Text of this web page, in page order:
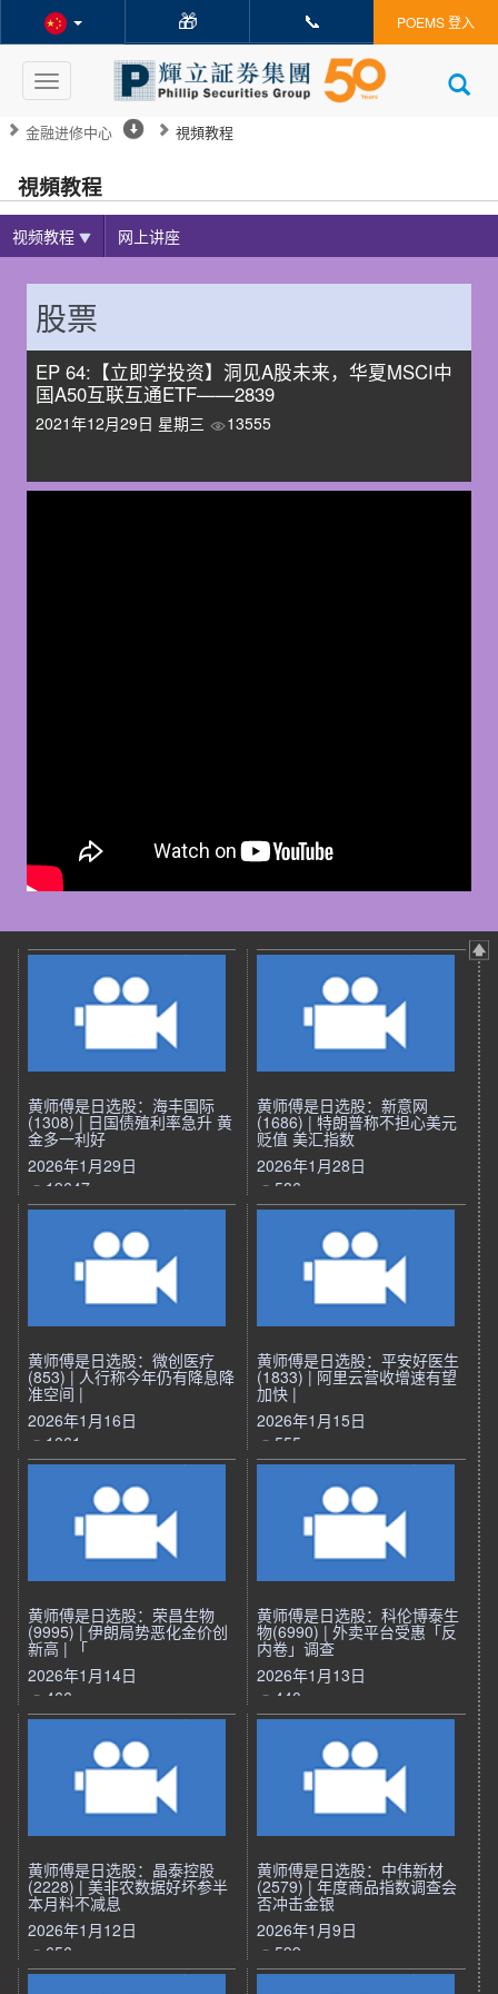
🎁 📞 POEMS 登入
Toggle
navigation
金融进修中心 視頻教程
視頻教程
视频教程 网上讲座
股票
EP 64:【立即学投资】洞见A股未来，华夏MSCI中
国A50互联互通ETF——2839
2021年12月29日 星期三 13555
黄师傅是日选股：海丰国际
(1308) | 日国债殖利率急升 黄
金多一利好
2026年1月29日
19647
黄师傅是日选股：新意网
(1686) | 特朗普称不担心美元
贬值 美汇指数
2026年1月28日
586
黄师傅是日选股：微创医疗
(853) | 人行称今年仍有降息降
准空间 |
2026年1月16日
1061
黄师傅是日选股：平安好医生
(1833) | 阿里云营收增速有望
加快 |
2026年1月15日
555
黄师傅是日选股：荣昌生物
(9995) | 伊朗局势恶化金价创
新高 | 「
2026年1月14日
466
黄师傅是日选股：科伦博泰生
物(6990) | 外卖平台受惠「反
内卷」调查
2026年1月13日
440
黄师傅是日选股：晶泰控股
(2228) | 美非农数据好坏参半
本月料不减息
2026年1月12日
656
黄师傅是日选股：中伟新材
(2579) | 年度商品指数调查会
否冲击金银
2026年1月9日
599